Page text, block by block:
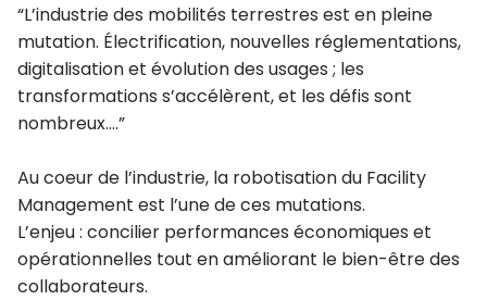
“L’industrie des mobilités terrestres est en pleine
mutation. Électrification, nouvelles réglementations,
digitalisation et évolution des usages ; les
transformations s’accélèrent, et les défis sont
nombreux….”
Au coeur de l’industrie, la robotisation du Facility
Management est l’une de ces mutations.
L’enjeu : concilier performances économiques et
opérationnelles tout en améliorant le bien-être des
collaborateurs.